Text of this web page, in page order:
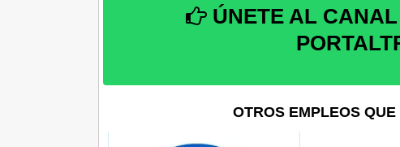
ÚNETE AL
OTROS EMPLEOS